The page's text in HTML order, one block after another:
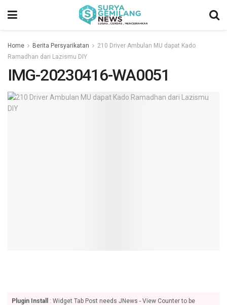
Home Berita Persyarikatan
210 Driver Ambulan MU dapat Kado
Ramadhan dari Lazismu DIY
IMG-20230416-WA0051
Plugin Install
: Widget Tab Post needs JNews - View Counter to be